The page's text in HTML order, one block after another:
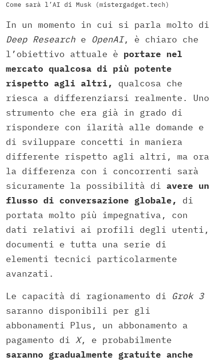
Come sarà l’AI di Musk (mistergadget.tech)
In un momento in cui si parla molto di
Deep Research e OpenAI, è chiaro che
l’obiettivo attuale è portare nel
mercato qualcosa di più potente
rispetto agli altri,
qualcosa che
riesca a differenziarsi realmente. Uno
strumento che era già in grado di
rispondere con ilarità alle domande e
di sviluppare concetti in maniera
differente rispetto agli altri, ma ora
la differenza con i concorrenti sarà
sicuramente la possibilità di avere un
flusso di conversazione globale,
di
portata molto più impegnativa, con
dati relativi ai profili degli utenti,
documenti e tutta una serie di
elementi tecnici particolarmente
avanzati.
Le capacità di ragionamento di Grok 3
saranno disponibili per gli
abbonamenti Plus, un abbonamento a
pagamento di X, e probabilmente
saranno gradualmente gratuite anche